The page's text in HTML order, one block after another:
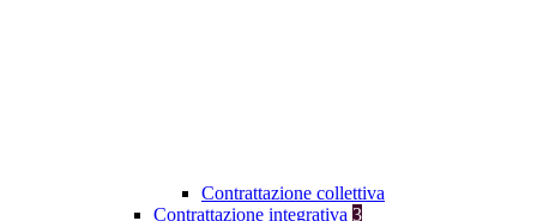
Contrattazione collettiva
Contrattazione integrativa 3